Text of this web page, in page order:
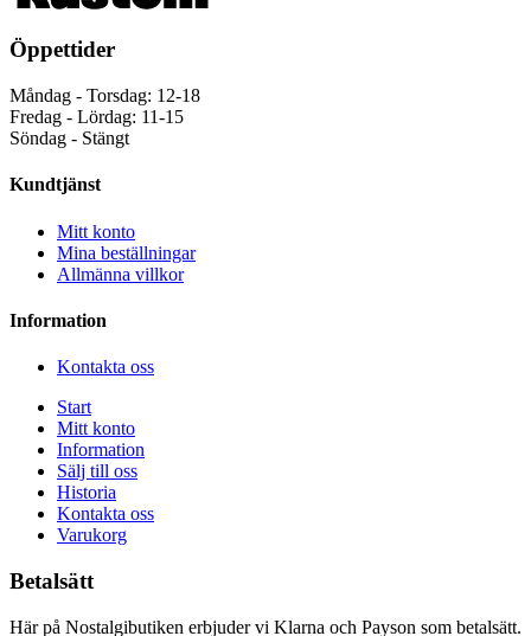
Öppettider
Måndag - Torsdag: 12-18
Fredag - Lördag: 11-15
Söndag - Stängt
Kundtjänst
Mitt konto
Mina beställningar
Allmänna villkor
Information
Kontakta oss
Start
Mitt konto
Information
Sälj till oss
Historia
Kontakta oss
Varukorg
Betalsätt
Här på Nostalgibutiken erbjuder vi Klarna och Payson som betalsätt.